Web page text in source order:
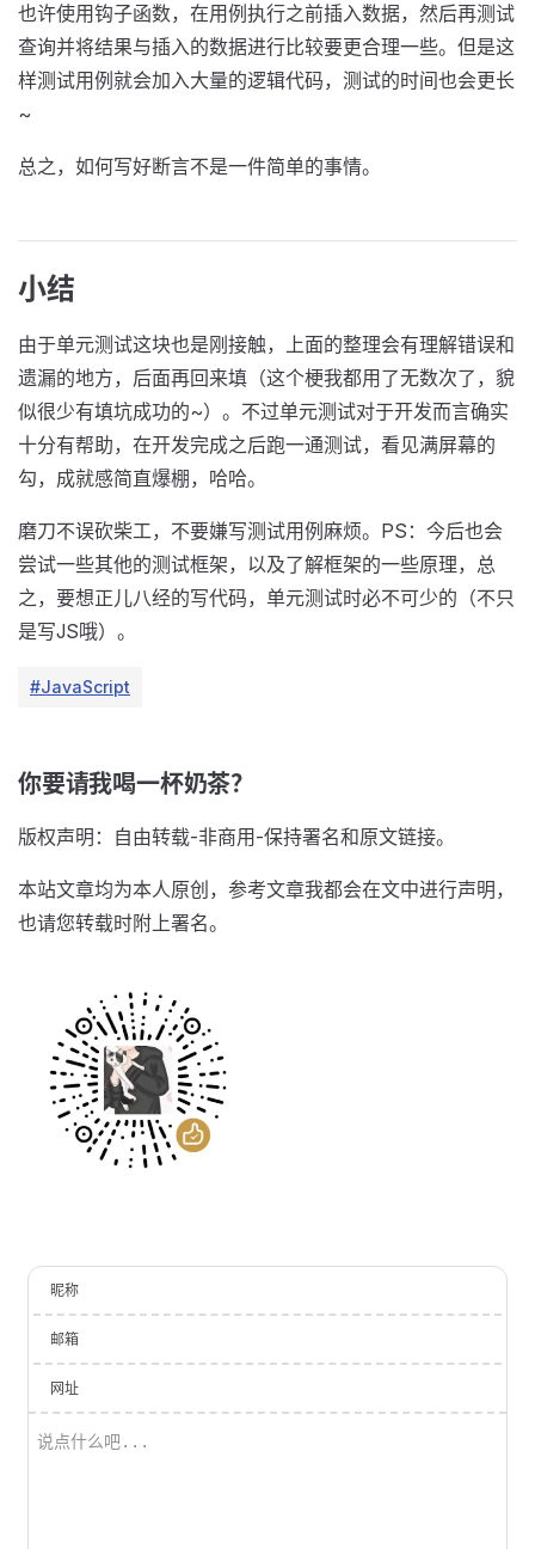
也许使用钩子函数，在用例执行之前插入数据，然后再测试
查询并将结果与插入的数据进行比较要更合理一些。但是这
样测试用例就会加入大量的逻辑代码，测试的时间也会更长
~
总之，如何写好断言不是一件简单的事情。
小结
由于单元测试这块也是刚接触，上面的整理会有理解错误和
遗漏的地方，后面再回来填（这个梗我都用了无数次了，貌
似很少有填坑成功的~）。不过单元测试对于开发而言确实
十分有帮助，在开发完成之后跑一通测试，看见满屏幕的
勾，成就感简直爆棚，哈哈。
磨刀不误砍柴工，不要嫌写测试用例麻烦。PS：今后也会
尝试一些其他的测试框架，以及了解框架的一些原理，总
之，要想正儿八经的写代码，单元测试时必不可少的（不只
是写JS哦）。
#JavaScript
你要请我喝一杯奶茶？
版权声明：自由转载-非商用-保持署名和原文链接。
本站文章均为本人原创，参考文章我都会在文中进行声明，
也请您转载时附上署名。
昵称
邮箱
网址